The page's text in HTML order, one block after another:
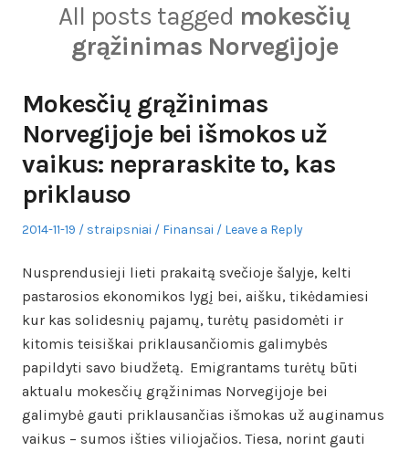
All posts tagged mokesčių
grąžinimas Norvegijoje
Mokesčių grąžinimas
Norvegijoje bei išmokos už
vaikus: nepraraskite to, kas
priklauso
Posted
2014-11-19 Author
straipsniai
Posted
Finansai Leave a Reply
Nusprendusieji lieti prakaitą svečioje šalyje, kelti
pastarosios ekonomikos lygį bei, aišku, tikėdamiesi
kur kas solidesnių pajamų, turėtų pasidomėti ir
kitomis teisiškai priklausančiomis galimybės
papildyti savo biudžetą. Emigrantams turėtų būti
aktualu mokesčių grąžinimas Norvegijoje bei
galimybė gauti priklausančias išmokas už auginamus
vaikus – sumos išties viliojačios. Tiesa, norint gauti